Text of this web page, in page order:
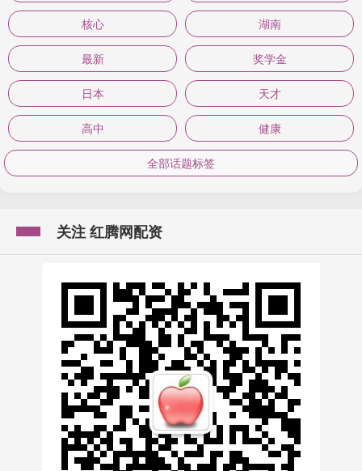
核心 湖南
最新 奖学金
日本 天才
高中 健康
全部话题标签
关注 红腾网配资